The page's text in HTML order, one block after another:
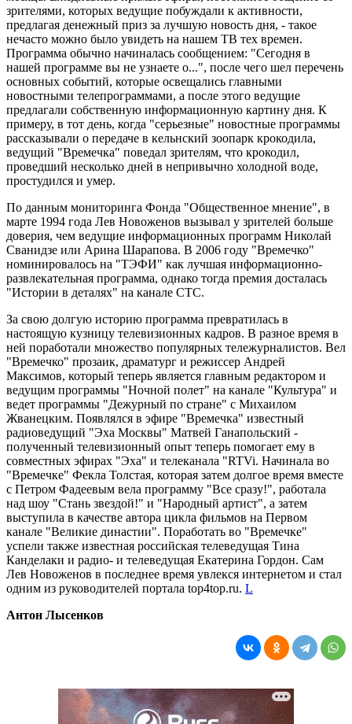
зрителями, которых ведущие побуждали к активности,
предлагая денежный приз за лучшую новость дня, - такое
нечасто можно было увидеть на нашем ТВ тех времен.
Программа обычно начиналась сообщением: "Сегодня в
нашей программе вы не узнаете о...", после чего шел перечень
основных событий, которые освещались главными
новостными телепрограммами, а после этого ведущие
предлагали собственную информационную картину дня. К
примеру, в тот день, когда "серьезные" новостные программы
рассказывали о передаче в кельнский зоопарк крокодила,
ведущий "Времечка" поведал зрителям, что крокодил,
проведший несколько дней в непривычно холодной воде,
простудился и умер.
По данным мониторинга Фонда "Общественное мнение", в
марте 1994 года Лев Новоженов вызывал у зрителей больше
доверия, чем ведущие информационных программ Николай
Сванидзе или Арина Шарапова. В 2006 году "Времечко"
номинировалось на "ТЭФИ" как лучшая информационно-
развлекательная программа, однако тогда премия досталась
"Истории в деталях" на канале СТС.
За свою долгую историю программа превратилась в
настоящую кузницу телевизионных кадров. В разное время в
ней поработали множество популярных тележурналистов. Вел
"Времечко" прозаик, драматург и режиссер Андрей
Максимов, который теперь является главным редактором и
ведущим программы "Ночной полет" на канале "Культура" и
ведет программы "Дежурный по стране" с Михаилом
Жванецким. Появлялся в эфире "Времечка" известный
радиоведущий "Эха Москвы" Матвей Ганапольский -
полученный телевизионный опыт теперь помогает ему в
совместных эфирах "Эха" и телеканала "RTVi. Начинала во
"Времечке" Фекла Толстая, которая затем долгое время вместе
с Петром Фадеевым вела программу "Все сразу!", работала
над шоу "Стань звездой!" и "Народный артист", а затем
выступила в качестве автора цикла фильмов на Первом
канале "Великие династии". Поработать во "Времечке"
успели также известная российская телеведущая Тина
Канделаки и радио- и телеведущая Екатерина Гордон. Сам
Лев Новоженов в последнее время увлекся интернетом и стал
одним из руководителей портала top4top.ru. L
Антон Лысенков